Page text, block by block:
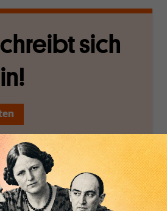
sich
Wir verlassen die
journalistische Filterblase,
in der sich viele
eingerichtet haben. Wir
öffnen Fenster und